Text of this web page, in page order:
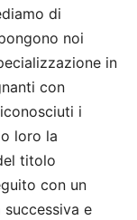
di
noi
in
con
i
loro la
titolo
con un
successiva e